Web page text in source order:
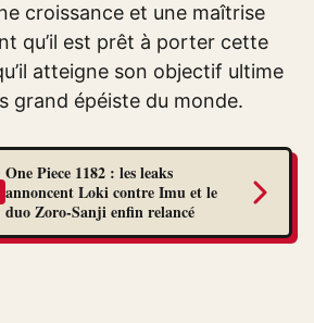
croissance et une maîtrise
qu’il est prêt à porter cette
atteigne son objectif ultime
grand épéiste du monde.
One Piece 1182 : les leaks
annoncent Loki contre Imu et le
duo Zoro-Sanji enfin relancé